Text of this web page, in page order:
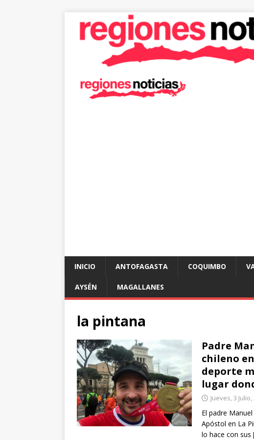
INICIO ANTOFAGASTA COQUIMBO
AYSÉN MAGALLANES
la pintana
Padre
chileno
deporte
lugar
Jueves, 3
El padre
Apóstol en La
lo hace con sus